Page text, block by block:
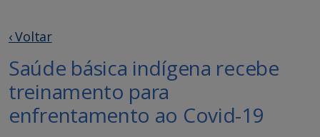
‹ Voltar
Saúde básica indígena recebe
treinamento para
enfrentamento ao Covid-19